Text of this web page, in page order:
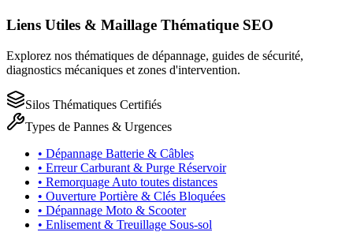
Liens Utiles & Maillage Thématique SEO
Explorez nos thématiques de dépannage, guides de sécurité,
diagnostics mécaniques et zones d'intervention.
Silos Thématiques Certifiés
Types de Pannes & Urgences
• Dépannage Batterie & Câbles
• Erreur Carburant & Purge Réservoir
• Remorquage Auto toutes distances
• Ouverture Portière & Clés Bloquées
• Dépannage Moto & Scooter
• Enlisement & Treuillage Sous-sol